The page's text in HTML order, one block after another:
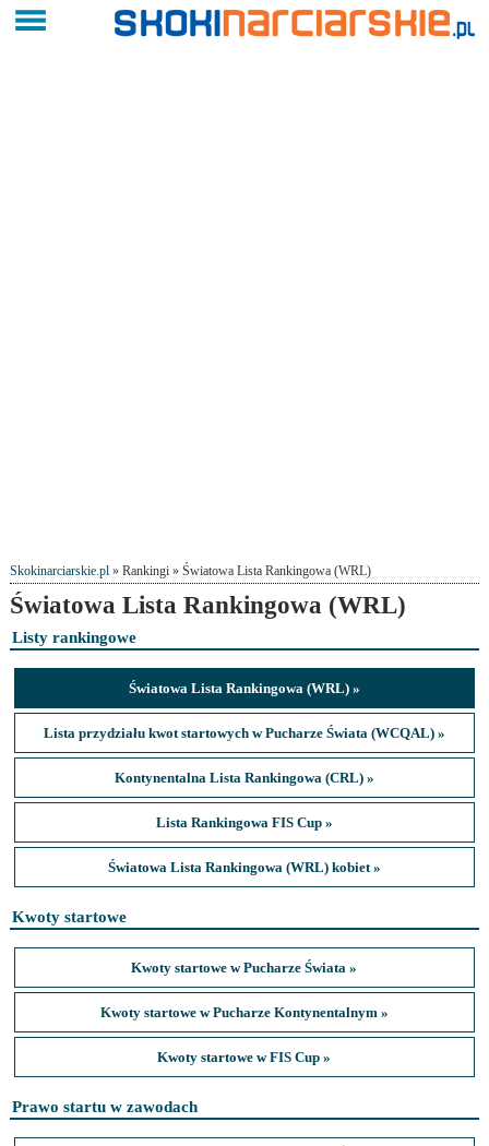
Skokinarciarskie.pl» Rankingi » Światowa Lista Rankingowa (WRL)
Światowa Lista Rankingowa (WRL)
Listy rankingowe
Światowa Lista Rankingowa (WRL) »
Lista przydziału kwot startowych w Pucharze Świata (WCQAL) »
Kontynentalna Lista Rankingowa (CRL) »
Lista Rankingowa FIS Cup »
Światowa Lista Rankingowa (WRL) kobiet »
Kwoty startowe
Kwoty startowe w Pucharze Świata »
Kwoty startowe w Pucharze Kontynentalnym »
Kwoty startowe w FIS Cup »
Prawo startu w zawodach